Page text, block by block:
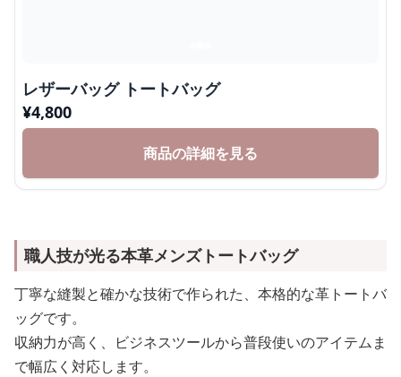
レザーバッグ トートバッグ
¥4,800
商品の詳細を見る
職人技が光る本革メンズトートバッグ
丁寧な縫製と確かな技術で作られた、本格的な革トートバ
ッグです。
収納力が高く、ビジネスツールから普段使いのアイテムま
で幅広く対応します。